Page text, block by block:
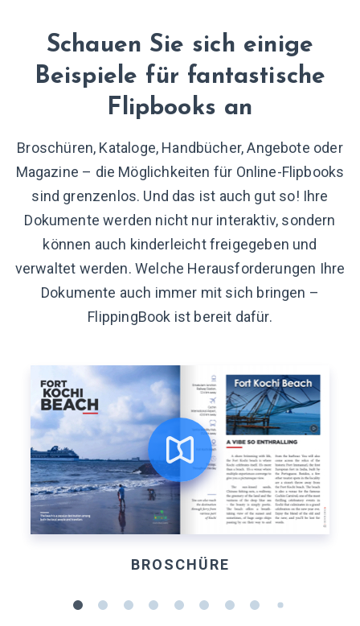
Schauen Sie sich einige
Beispiele für fantastische
Flipbooks an
Broschüren, Kataloge, Handbücher, Angebote oder
Magazine – die Möglichkeiten für Online-Flipbooks
sind grenzenlos. Und das ist auch gut so! Ihre
Dokumente werden nicht nur interaktiv, sondern
können auch kinderleicht freigegeben und
verwaltet werden. Welche Herausforderungen Ihre
Dokumente auch immer mit sich bringen –
FlippingBook ist bereit dafür.
BROSCHÜRE